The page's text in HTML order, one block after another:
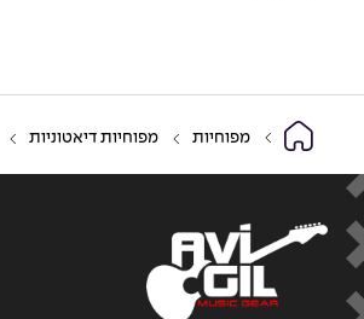
מפוחיות מפוחיות דיאטוניות